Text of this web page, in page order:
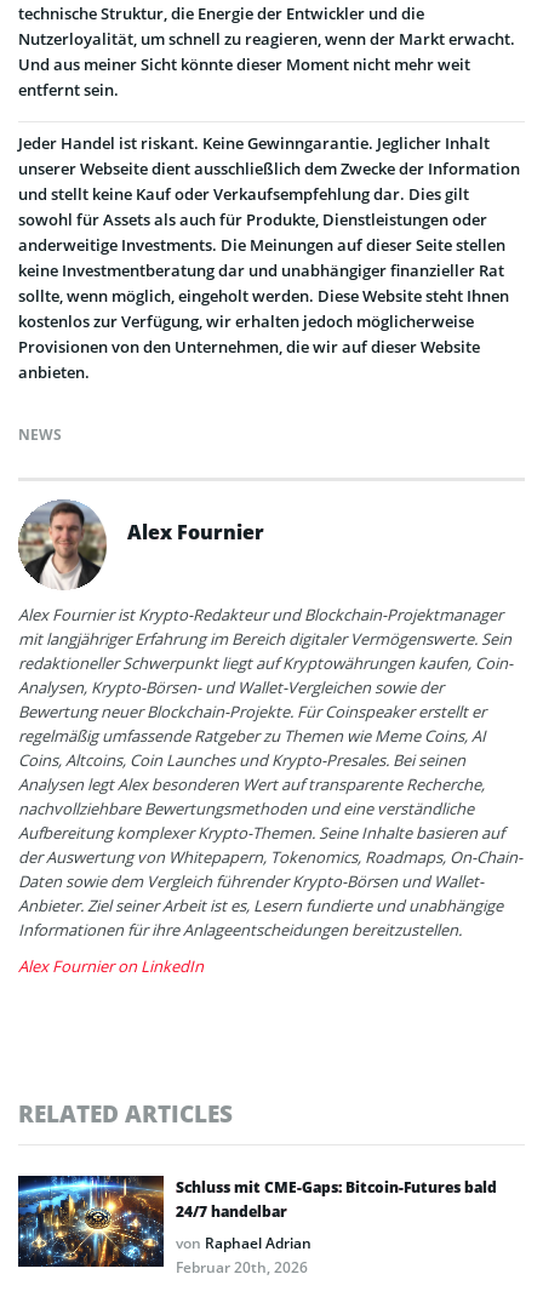
technische Struktur, die Energie der Entwickler und die
Nutzerloyalität, um schnell zu reagieren, wenn der Markt erwacht.
Und aus meiner Sicht könnte dieser Moment nicht mehr weit
entfernt sein.
Jeder Handel ist riskant. Keine Gewinngarantie. Jeglicher Inhalt
unserer Webseite dient ausschließlich dem Zwecke der Information
und stellt keine Kauf oder Verkaufsempfehlung dar. Dies gilt
sowohl für Assets als auch für Produkte, Dienstleistungen oder
anderweitige Investments. Die Meinungen auf dieser Seite stellen
keine Investmentberatung dar und unabhängiger finanzieller Rat
sollte, wenn möglich, eingeholt werden. Diese Website steht Ihnen
kostenlos zur Verfügung, wir erhalten jedoch möglicherweise
Provisionen von den Unternehmen, die wir auf dieser Website
anbieten.
NEWS
Alex Fournier
Alex Fournier ist Krypto-Redakteur und Blockchain-Projektmanager
mit langjähriger Erfahrung im Bereich digitaler Vermögenswerte. Sein
redaktioneller Schwerpunkt liegt auf Kryptowährungen kaufen, Coin-
Analysen, Krypto-Börsen- und Wallet-Vergleichen sowie der
Bewertung neuer Blockchain-Projekte. Für Coinspeaker erstellt er
regelmäßig umfassende Ratgeber zu Themen wie Meme Coins, AI
Coins, Altcoins, Coin Launches und Krypto-Presales. Bei seinen
Analysen legt Alex besonderen Wert auf transparente Recherche,
nachvollziehbare Bewertungsmethoden und eine verständliche
Aufbereitung komplexer Krypto-Themen. Seine Inhalte basieren auf
der Auswertung von Whitepapern, Tokenomics, Roadmaps, On-Chain-
Daten sowie dem Vergleich führender Krypto-Börsen und Wallet-
Anbieter. Ziel seiner Arbeit ist es, Lesern fundierte und unabhängige
Informationen für ihre Anlageentscheidungen bereitzustellen.
Alex Fournier on LinkedIn
RELATED ARTICLES
Schluss mit CME-Gaps: Bitcoin-Futures bald
24/7 handelbar
von Raphael Adrian
Februar 20th, 2026